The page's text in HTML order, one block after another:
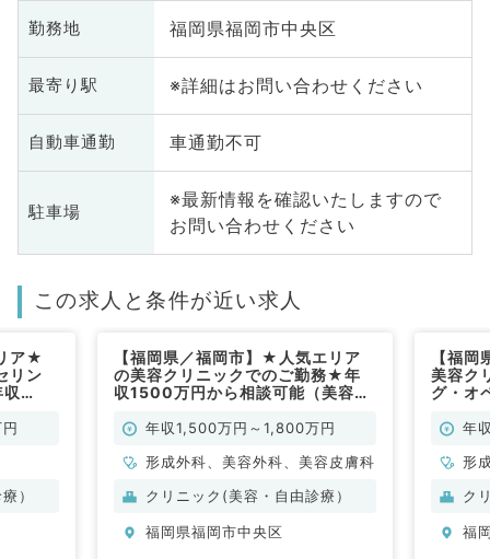
勤務地 福岡県福岡市中央区
最寄り駅 ※詳細はお問い合わせください
自動車通勤 車通勤不可
駐車場
※最新情報を確認いたしますので
お問い合わせください
この求人と条件が近い求人
ア★
リン
収
／常
）
【福岡県／福岡市】★人気エリア
の美容クリニックでのご勤務★年
収1500万円から相談可能（美容皮
年収1,500万円～1,800万円
形成外科、美容外科、美容皮膚科
クリニック(美容・自由診療）
福岡県福岡市中央区
【福
美容ク
グ・オ
福利年
形
ク
福